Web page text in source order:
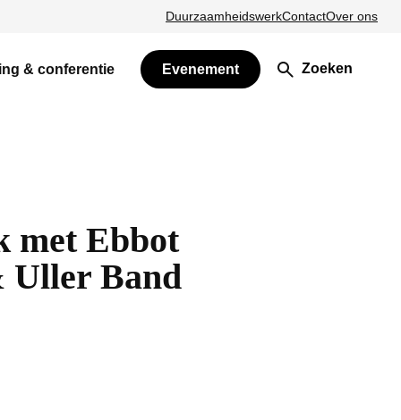
DuurzaamheidswerkContactOver ons
& conferentie Evenement Zoeken
met Ebbot
Uller Band